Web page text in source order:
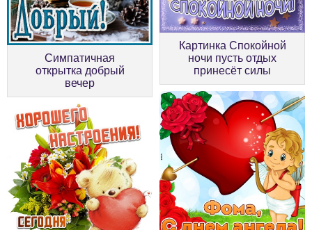
Симпатичная
открытка добрый
вечер
Картинка Спокойной
ночи пусть отдых
принесёт силы